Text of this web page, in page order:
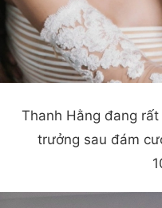
Thanh Hằng đang
trưởng sau đám